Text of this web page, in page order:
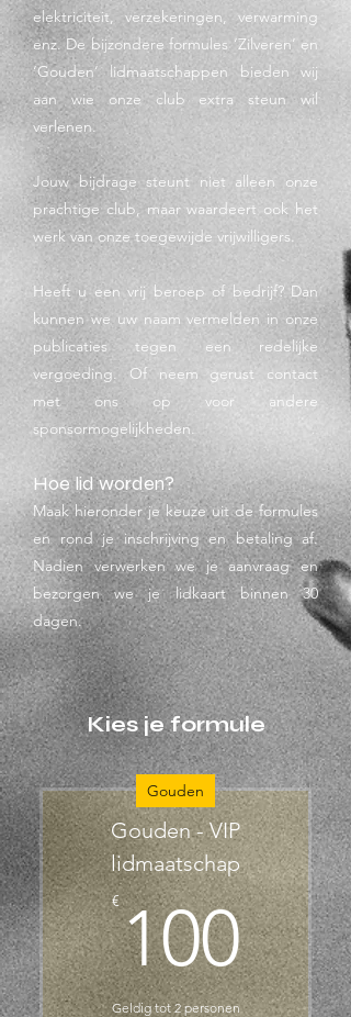
elektriciteit, verzekeringen, verwarming
enz. De bijzondere formules ‘Zilveren’ en
‘Gouden’ lidmaatschappen bieden wij
aan wie onze club extra steun wil
verlenen.
​Jouw bijdrage steunt niet alleen onze
prachtige club, maar waardeert ook het
werk van onze toegewijde vrijwilligers.
Heeft u een vrij beroep of bedrijf? Dan
kunnen we uw naam vermelden in onze
publicaties tegen een redelijke
vergoeding. Of neem gerust contact
met ons op voor andere
sponsormogelijkheden.
Hoe lid worden?
Maak hieronder je keuze uit de formules
en rond je inschrijving en betaling af.
Nadien verwerken we je aanvraag en
bezorgen we je lidkaart binnen 30
dagen.
Kies je formule
Gouden
Gouden - VIP
lidmaatschap
€100100€
Geldig tot 2 personen